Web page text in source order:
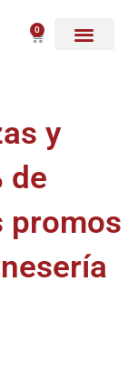
0
Carrito
y
de
promos